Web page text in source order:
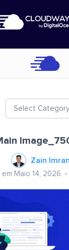
Select Category
Zain Imran
Maio 14, 2026